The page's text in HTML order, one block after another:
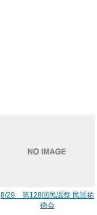
8/29 第128回民謡祭 民謡祐
徳会